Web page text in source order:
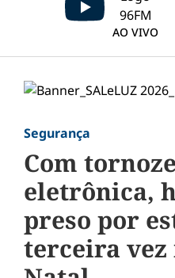
AO VIVO
Segurança
Com
eletrônica,
preso por
terceira vez